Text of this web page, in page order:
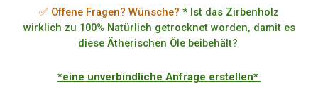
✅ Offene Fragen? Wünsche? * Ist das Zirbenholz
wirklich zu 100% Natürlich getrocknet worden, damit es
diese Ätherischen Öle beibehält?
*eine unverbindliche Anfrage erstellen*